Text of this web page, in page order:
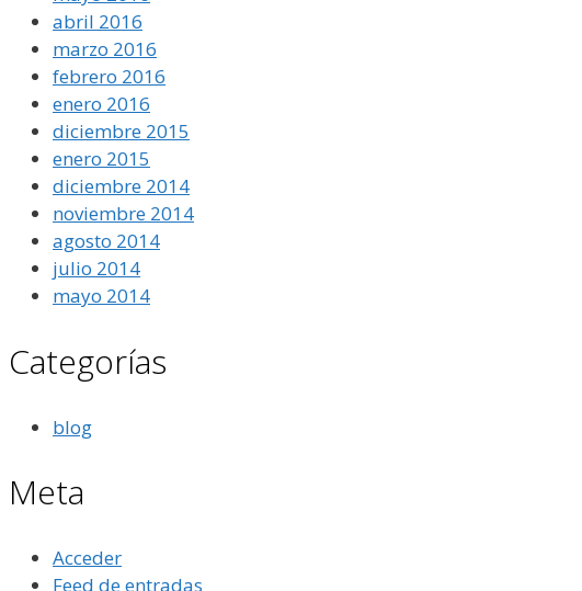
abril 2016
marzo 2016
febrero 2016
enero 2016
diciembre 2015
enero 2015
diciembre 2014
noviembre 2014
agosto 2014
julio 2014
mayo 2014
Categorías
blog
Meta
Acceder
Feed de entradas